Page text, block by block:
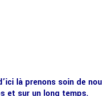
là prenons soin de
et sur un long temps.